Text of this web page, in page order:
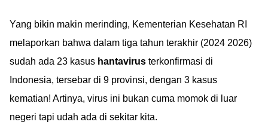
Yang bikin makin merinding, Kementerian Kesehatan RI
melaporkan bahwa dalam tiga tahun terakhir (2024 2026)
sudah ada 23 kasus hantavirus terkonfirmasi di
Indonesia, tersebar di 9 provinsi, dengan 3 kasus
kematian! Artinya, virus ini bukan cuma momok di luar
negeri tapi udah ada di sekitar kita.